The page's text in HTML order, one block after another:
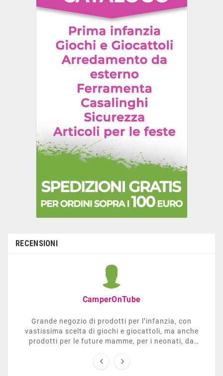
RECENSIONI
CamperOnTube
Grande negozio di prodotti per l’infanzia, con
vastissima scelta di giochi e giocattoli, ma anche
prodotti per le future mamme, per i neonati, da
sezione dedicata all’arredo giardino, giochi all’aperto,
 